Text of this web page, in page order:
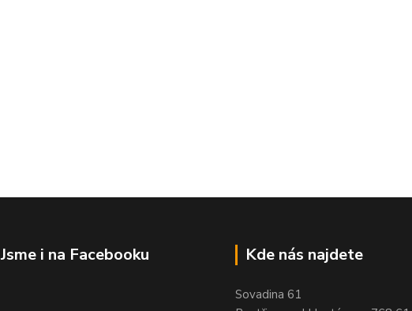
Jsme i na Facebooku Kde nás najdete
Sovadina 61